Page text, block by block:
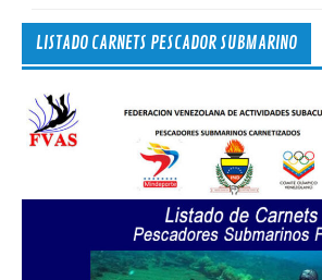
LISTADO CARNETS PESCADOR SUBMARINO